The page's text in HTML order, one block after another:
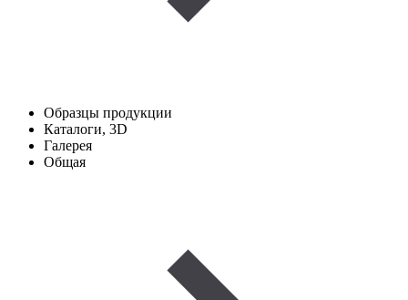
Образцы продукции
Каталоги, 3D
Галерея
Общая